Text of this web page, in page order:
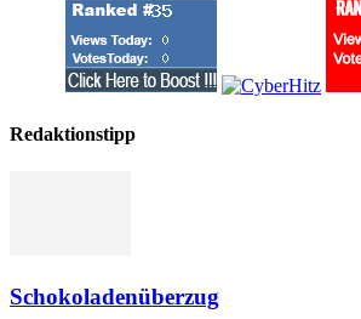
Redaktionstipp
Schokoladenüberzug